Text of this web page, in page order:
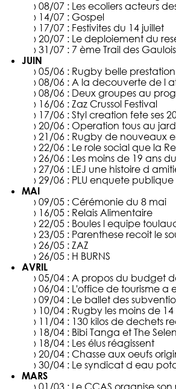
› 08/07 : Les ecoliers acteurs
› 14/07 : Gospel
› 17/07 : Festivites du 14 juillet
› 20/07 : Le deploiement du
› 31/07 : 7 ème Trail des
JUIN
› 05/06 : Rugby belle
› 08/06 : A la decouverte de l
› 08/06 : Deux groupes au
› 16/06 : Zaz Crussol Festival
› 17/06 : Styl creation fete ses
› 20/06 : Operation tous au
› 21/06 : Rugby de nouveaux
› 22/06 : Le role social que la
› 26/06 : Les moins de 19 ans
› 27/06 : LEJ une histoire d
› 29/06 : PLU enquete
MAI
› 09/05 : Cérémonie du 8 mai
› 16/05 : Relais Alimentaire
› 22/05 : Boules l equipe
› 23/05 : Parenthese recoit le
› 26/05 : ZAZ
› 26/05 : H BURNS
AVRIL
› 05/04 : A propos du budget
› 06/04 : L'office de tourisme a
› 09/04 : Le ballet des
› 10/04 : Rugby les moins de
› 11/04 : 130 kilos de dechets
› 18/04 : Bibi Tanga et The
› 18/04 : Les élus réagissent
› 20/04 : Chasse aux oeufs
› 30/04 : Le syndicat d eau
MARS
› 01/03 : Le CCAS organise